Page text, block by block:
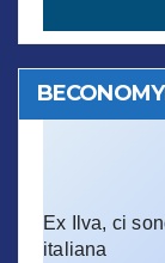
Ex Ilva, ci
italiana